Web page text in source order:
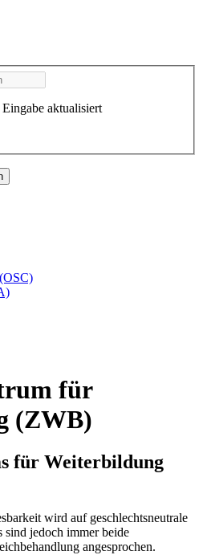
aktualisiert
für
(ZWB)
für Weiterbildung
wird auf geschlechtsneutrale
sind jedoch immer beide
angesprochen.